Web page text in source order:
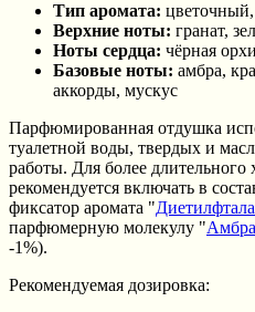
Тип аромата:
Верхние ноты: гранат,
Ноты сердца: чёрная
Базовые ноты: амбра,
аккорды, мускус
Парфюмированная отдушка
туалетной воды, твердых и
работы. Для более длительного
рекомендуется включать в
фиксатор аромата "
парфюмерную молекулу "
-1%).
Рекомендуемая дозировка: